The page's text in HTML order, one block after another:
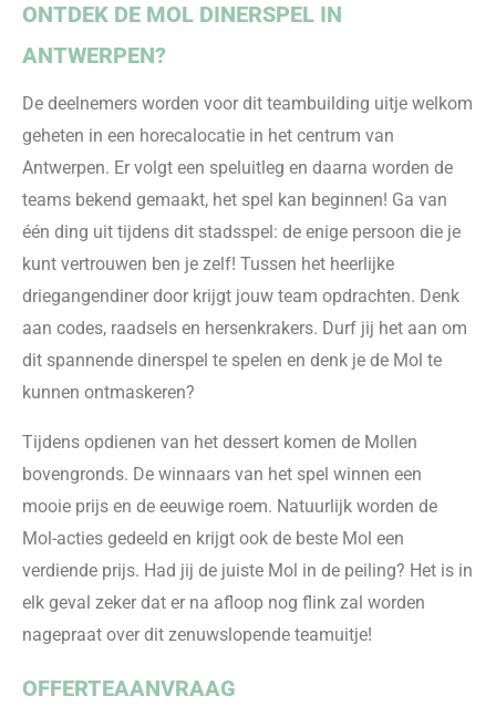
ONTDEK DE MOL DINERSPEL IN
ANTWERPEN?
De deelnemers worden voor dit teambuilding uitje welkom
geheten in een horecalocatie in het centrum van
Antwerpen. Er volgt een speluitleg en daarna worden de
teams bekend gemaakt, het spel kan beginnen! Ga van
één ding uit tijdens dit stadsspel: de enige persoon die je
kunt vertrouwen ben je zelf! Tussen het heerlijke
driegangendiner door krijgt jouw team opdrachten. Denk
aan codes, raadsels en hersenkrakers. Durf jij het aan om
dit spannende dinerspel te spelen en denk je de Mol te
kunnen ontmaskeren?
Tijdens opdienen van het dessert komen de Mollen
bovengronds. De winnaars van het spel winnen een
mooie prijs en de eeuwige roem. Natuurlijk worden de
Mol-acties gedeeld en krijgt ook de beste Mol een
verdiende prijs. Had jij de juiste Mol in de peiling? Het is in
elk geval zeker dat er na afloop nog flink zal worden
nagepraat over dit zenuwslopende teamuitje!
OFFERTEAANVRAAG